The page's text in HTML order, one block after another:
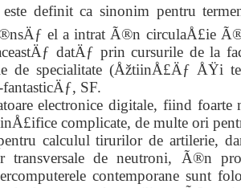
este definit ca sinonim pentru
el a intrat Ã®n circulaÅ£ie
datÄƒ prin cursurile de la
de specialitate (ÅžtiinÅ£Äƒ ÅŸi
SF.
electronice digitale, fiind
complicate, de multe ori
calculul tirurilor de artilerie,
transversale de neutroni, Ã®n
contemporane sunt